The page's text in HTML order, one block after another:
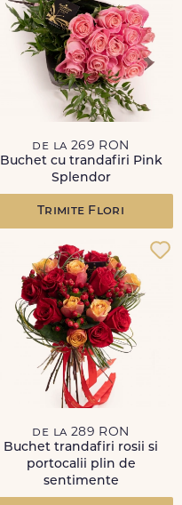
de la 269 RON
Buchet cu trandafiri Pink
Splendor
Trimite Flori
de la 289 RON
Buchet trandafiri rosii si
portocalii plin de
sentimente